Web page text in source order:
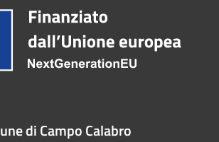
di Campo Calabro